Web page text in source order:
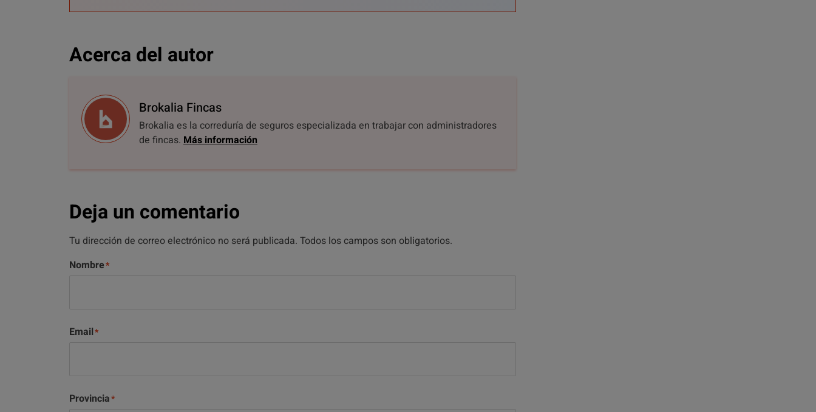
Acerca del autor
Brokalia Fincas
Brokalia es la correduría de seguros especializada en trabajar con administradores
de fincas. Más información
Deja un comentario
Tu dirección de correo electrónico no será publicada. Todos los campos son obligatorios.
Nombre
Email
Provincia